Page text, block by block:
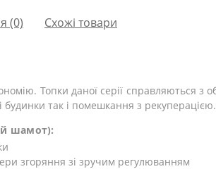
(0) Схожі товари
Топки даної серії справляються з
так і помешкання з рекуперацією.
шамот):
згоряння зі зручим регулюванням